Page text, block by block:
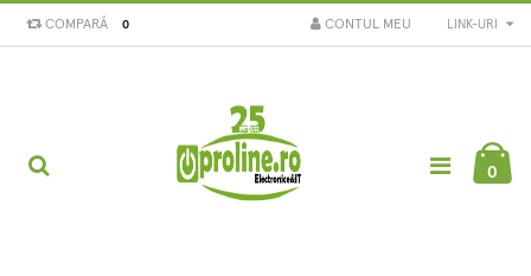
COMPARĂ 0 LINK-URI
CONTUL MEU
0